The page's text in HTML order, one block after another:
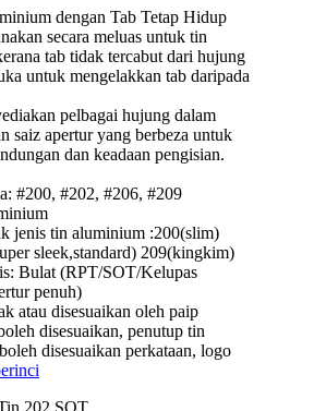
dengan Tab Tetap Hidup
secara meluas untuk tin
tab tidak tercabut dari hujung
untuk mengelakkan tab daripada
pelbagai hujung dalam
saiz apertur yang berbeza untuk
dan keadaan pengisian.
#200, #202, #206, #209
jenis tin aluminium :200(slim)
sleek,standard) 209(kingkim)
Bulat (RPT/SOT/Kelupas
penuh)
atau disesuaikan oleh paip
disesuaikan, penutup tin
disesuaikan perkataan, logo